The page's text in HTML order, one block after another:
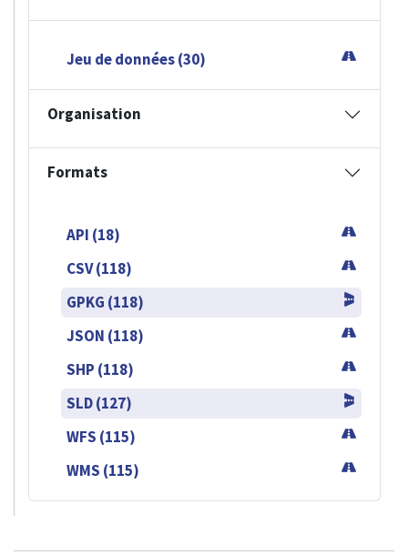
Jeu de données (30)
Organisation
Formats
API (18)
CSV (118)
GPKG (118)
JSON (118)
SHP (118)
SLD (127)
WFS (115)
WMS (115)